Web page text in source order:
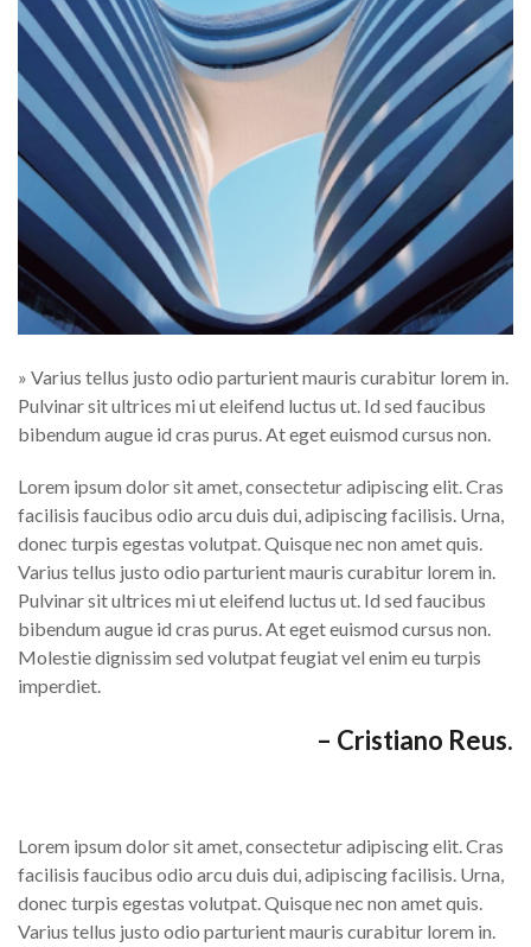
» Varius tellus justo odio parturient mauris curabitur lorem in.
Pulvinar sit ultrices mi ut eleifend luctus ut. Id sed faucibus
bibendum augue id cras purus. At eget euismod cursus non.
Lorem ipsum dolor sit amet, consectetur adipiscing elit. Cras
facilisis faucibus odio arcu duis dui, adipiscing facilisis. Urna,
donec turpis egestas volutpat. Quisque nec non amet quis.
Varius tellus justo odio parturient mauris curabitur lorem in.
Pulvinar sit ultrices mi ut eleifend luctus ut. Id sed faucibus
bibendum augue id cras purus. At eget euismod cursus non.
Molestie dignissim sed volutpat feugiat vel enim eu turpis
imperdiet.
– Cristiano Reus.
Lorem ipsum dolor sit amet, consectetur adipiscing elit. Cras
facilisis faucibus odio arcu duis dui, adipiscing facilisis. Urna,
donec turpis egestas volutpat. Quisque nec non amet quis.
Varius tellus justo odio parturient mauris curabitur lorem in.